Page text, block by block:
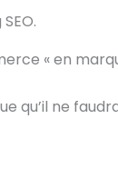
« en
qu’il ne